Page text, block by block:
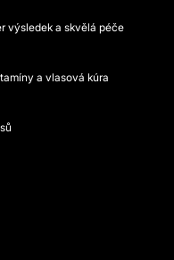
výsledek a skvělá péče
a vlasová kúra